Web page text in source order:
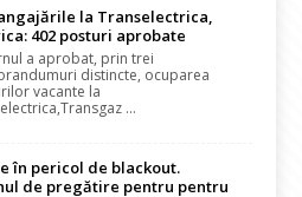
la Transelectrica,
402 posturi aprobate
a aprobat, prin trei
distincte, ocuparea
vacante la
...
în pericol de blackout.
de pregătire pentru pentru